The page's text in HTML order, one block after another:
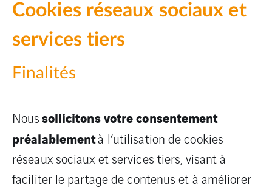
Cookies réseaux sociaux et
services tiers
Finalités
Noussollicitons votre consentement
préalablementà l’utilisation de cookies
réseaux sociaux et services tiers, visant à
faciliter le partage de contenus et à améliorer